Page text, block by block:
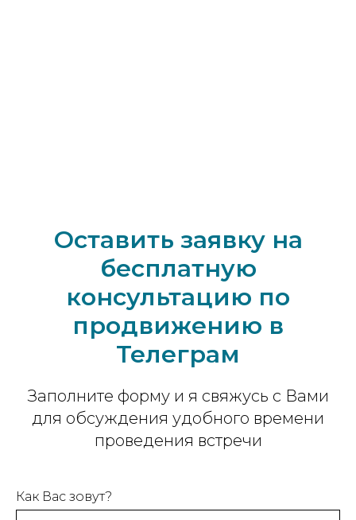
Оставить заявку на
бесплатную
консультацию по
продвижению в
Телеграм
Заполните форму и я свяжусь с Вами
для обсуждения удобного времени
проведения встречи
Как Вас зовут?